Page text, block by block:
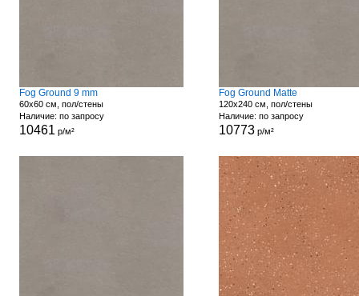
Fog Ground 9 mm
60x60 см, пол/стены
Наличие: по запросу
10461 р/м²
Fog Ground Matte
120x240 см, пол/стены
Наличие: по запросу
10773р/м²